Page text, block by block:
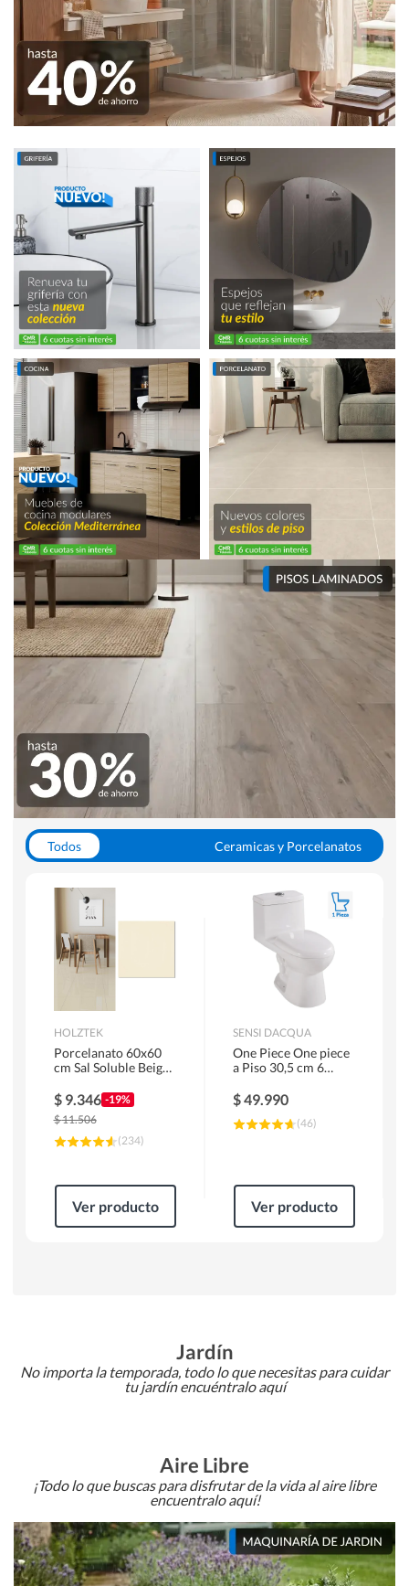
Todos
Ceramicas y Porcelanatos
WC y Sanitarios
Pisos Flotantes y Laminados
Pinturas
HOLZTEK
Porcelanato 60x60
cm Sal Soluble Beige
$ 9.346 -19%
$11.506
(234)
Ver producto
SENSI DACQUA
One Piece One piece
a Piso 30,5 cm 6
$49.990
(46)
Ver producto
Jardín
No importa la temporada, todo lo que necesitas para cuidar
tu jardín encuéntralo aquí
Aire Libre
¡Todo lo que buscas para disfrutar de la vida al aire libre
encuentralo aquí!